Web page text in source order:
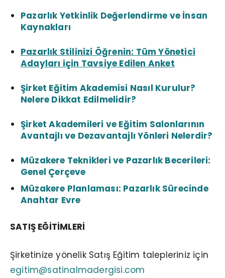
Pazarlık Yetkinlik Değerlendirme ve İnsan
Kaynakları
Pazarlık Stilinizi Öğrenin: Tüm Yönetici
Adayları için Tavsiye Edilen Anket
Şirket Eğitim Akademisi Nasıl Kurulur?
Nelere Dikkat Edilmelidir?
Şirket Akademileri ve Eğitim Salonlarının
Avantajlı ve Dezavantajlı Yönleri Nelerdir?
Müzakere Teknikleri ve Pazarlık Becerileri:
Genel Çerçeve
Müzakere Planlaması: Pazarlık Sürecinde
Anahtar Evre
SATIŞ EĞİTİMLERİ
Şirketinize yönelik Satış Eğitim talepleriniz için
egitim@satinalmadergisi.com